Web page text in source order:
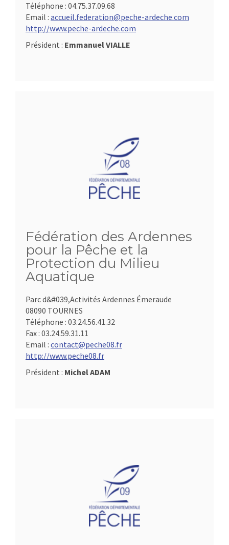
Téléphone : 04.75.37.09.68
Email : accueil.federation@peche-ardeche.com
http://www.peche-ardeche.com
Président : Emmanuel VIALLE
Fédération des Ardennes
pour la Pêche et la
Protection du Milieu
Aquatique
Parc d&#039,Activités Ardennes Émeraude
08090 TOURNES
Téléphone : 03.24.56.41.32
Fax : 03.24.59.31.11
Email : contact@peche08.fr
http://www.peche08.fr
Président : Michel ADAM